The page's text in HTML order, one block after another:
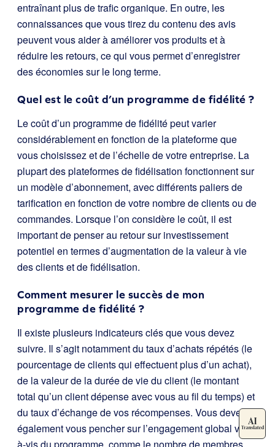
entraînant plus de trafic organique. En outre, les
connaissances que vous tirez du contenu des avis
peuvent vous aider à améliorer vos produits et à
réduire les retours, ce qui vous permet d’enregistrer
des économies sur le long terme.
Quel est le coût d’un programme de fidélité ?
Le coût d’un programme de fidélité peut varier
considérablement en fonction de la plateforme que
vous choisissez et de l’échelle de votre entreprise. La
plupart des plateformes de fidélisation fonctionnent sur
un modèle d’abonnement, avec différents paliers de
tarification en fonction de votre nombre de clients ou de
commandes. Lorsque l’on considère le coût, il est
important de penser au retour sur investissement
potentiel en termes d’augmentation de la valeur à vie
des clients et de fidélisation.
Comment mesurer le succès de mon
programme de fidélité ?
Il existe plusieurs indicateurs clés que vous devez
suivre. Il s’agit notamment du taux d’achats répétés (le
pourcentage de clients qui effectuent plus d’un achat),
de la valeur de la durée de vie du client (le montant
total qu’un client dépense avec vous au fil du temps) et
du taux d’échange de vos récompenses. Vous devez
également vous pencher sur l’engagement global vis-